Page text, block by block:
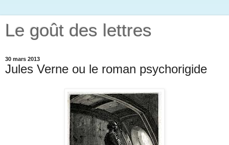
Le goût des lettres
30 mars 2013
Jules Verne ou le roman psychorigide